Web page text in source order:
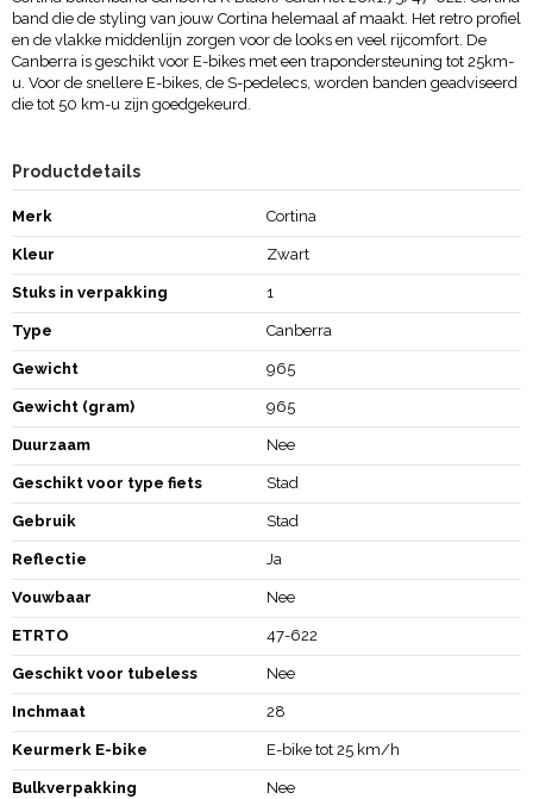
band die de styling van jouw Cortina helemaal af maakt. Het retro profiel
en de vlakke middenlijn zorgen voor de looks en veel rijcomfort. De
Canberra is geschikt voor E-bikes met een trapondersteuning tot 25km-
u. Voor de snellere E-bikes, de S-pedelecs, worden banden geadviseerd
die tot 50 km-u zijn goedgekeurd.
Productdetails
Merk Cortina
Kleur Zwart
Stuks in verpakking 1
Type Canberra
Gewicht 965
Gewicht (gram) 965
Duurzaam Nee
Geschikt voor type fiets Stad
Gebruik Stad
Reflectie Ja
Vouwbaar Nee
ETRTO 47-622
Geschikt voor tubeless Nee
Inchmaat 28
Keurmerk E-bike E-bike tot 25 km/h
Bulkverpakking Nee